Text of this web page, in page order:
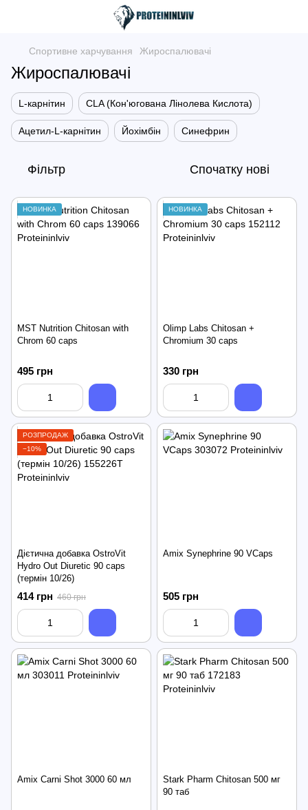
Спортивне харчування Жироспалювачі
Жироспалювачі
L-карнітин CLA (Кон'югована Лінолева Кислота)
Ацетил-L-карнітин Йохімбін Синефрин
Фільтр Спочатку нові
НОВИНКА
MST Nutrition Chitosan with
Chrom 60 caps
495 грн
НОВИНКА
Olimp Labs Chitosan +
Chromium 30 caps
330 грн
РОЗПРОДАЖ
−10%
Дієтична добавка OstroVit
Hydro Out Diuretic 90 caps
(термін 10/26)
414 грн 460 грн
Amix Synephrine 90 VCaps
505 грн
Amix Carni Shot 3000 60 мл
Stark Pharm Chitosan 500 мг
90 таб